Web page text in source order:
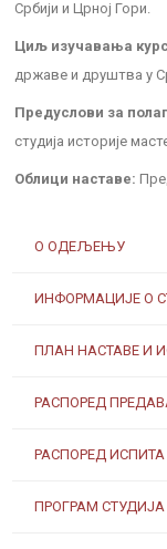
О ОДЕЉЕЊУ
ИНФОРМАЦИЈЕ О
ПЛАН НАСТАВЕ И
РАСПОРЕД
РАСПОРЕД ИСПИТА
ПРОГРАМ СТУДИЈА
Србији и Црној Гори.
Циљ изучавања
државе и друштва у
Предуслови за
студија историје
Облици наставе: